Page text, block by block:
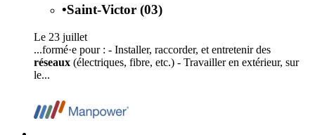
•Saint-Victor (03)
Le 23 juillet
...formé·e pour : - Installer, raccorder, et entretenir des
réseaux (électriques, fibre, etc.) - Travailler en extérieur, sur
le...